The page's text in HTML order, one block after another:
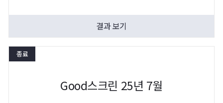
결과 보기
종료
Good스크린 25년 7월